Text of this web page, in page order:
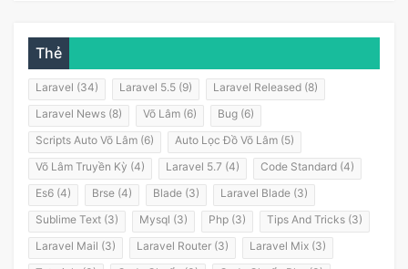
Thẻ
Laravel (34) Laravel 5.5 (9)
Laravel Released (8)
Laravel News (8)
Võ Lâm (6)
Bug (6)
Scripts Auto Võ Lâm (6)
Auto Lọc Đồ Võ Lâm (5)
Võ Lâm Truyền Kỳ (4)
Laravel 5.7 (4)
Code Standard (4)
Es6 (4)
Brse (4) Blade (3)
Laravel Blade (3)
Sublime Text (3)
Mysql (3) Php (3)
Tips And Tricks (3)
Laravel Mail (3)
Laravel Router (3)
Laravel Mix (3)